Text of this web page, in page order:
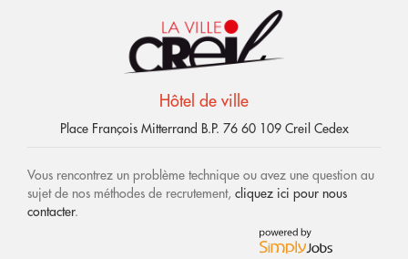
Hôtel de ville
Place François Mitterrand B.P. 76 60 109 Creil Cedex
Vous rencontrez un problème technique ou avez une question au
sujet de nos méthodes de recrutement, cliquez ici pour nous
contacter.